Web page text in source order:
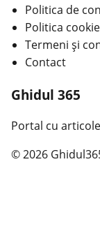
Politica de
Politica
Termeni și
Contact
Ghidul 365
Portal cu
© 2026